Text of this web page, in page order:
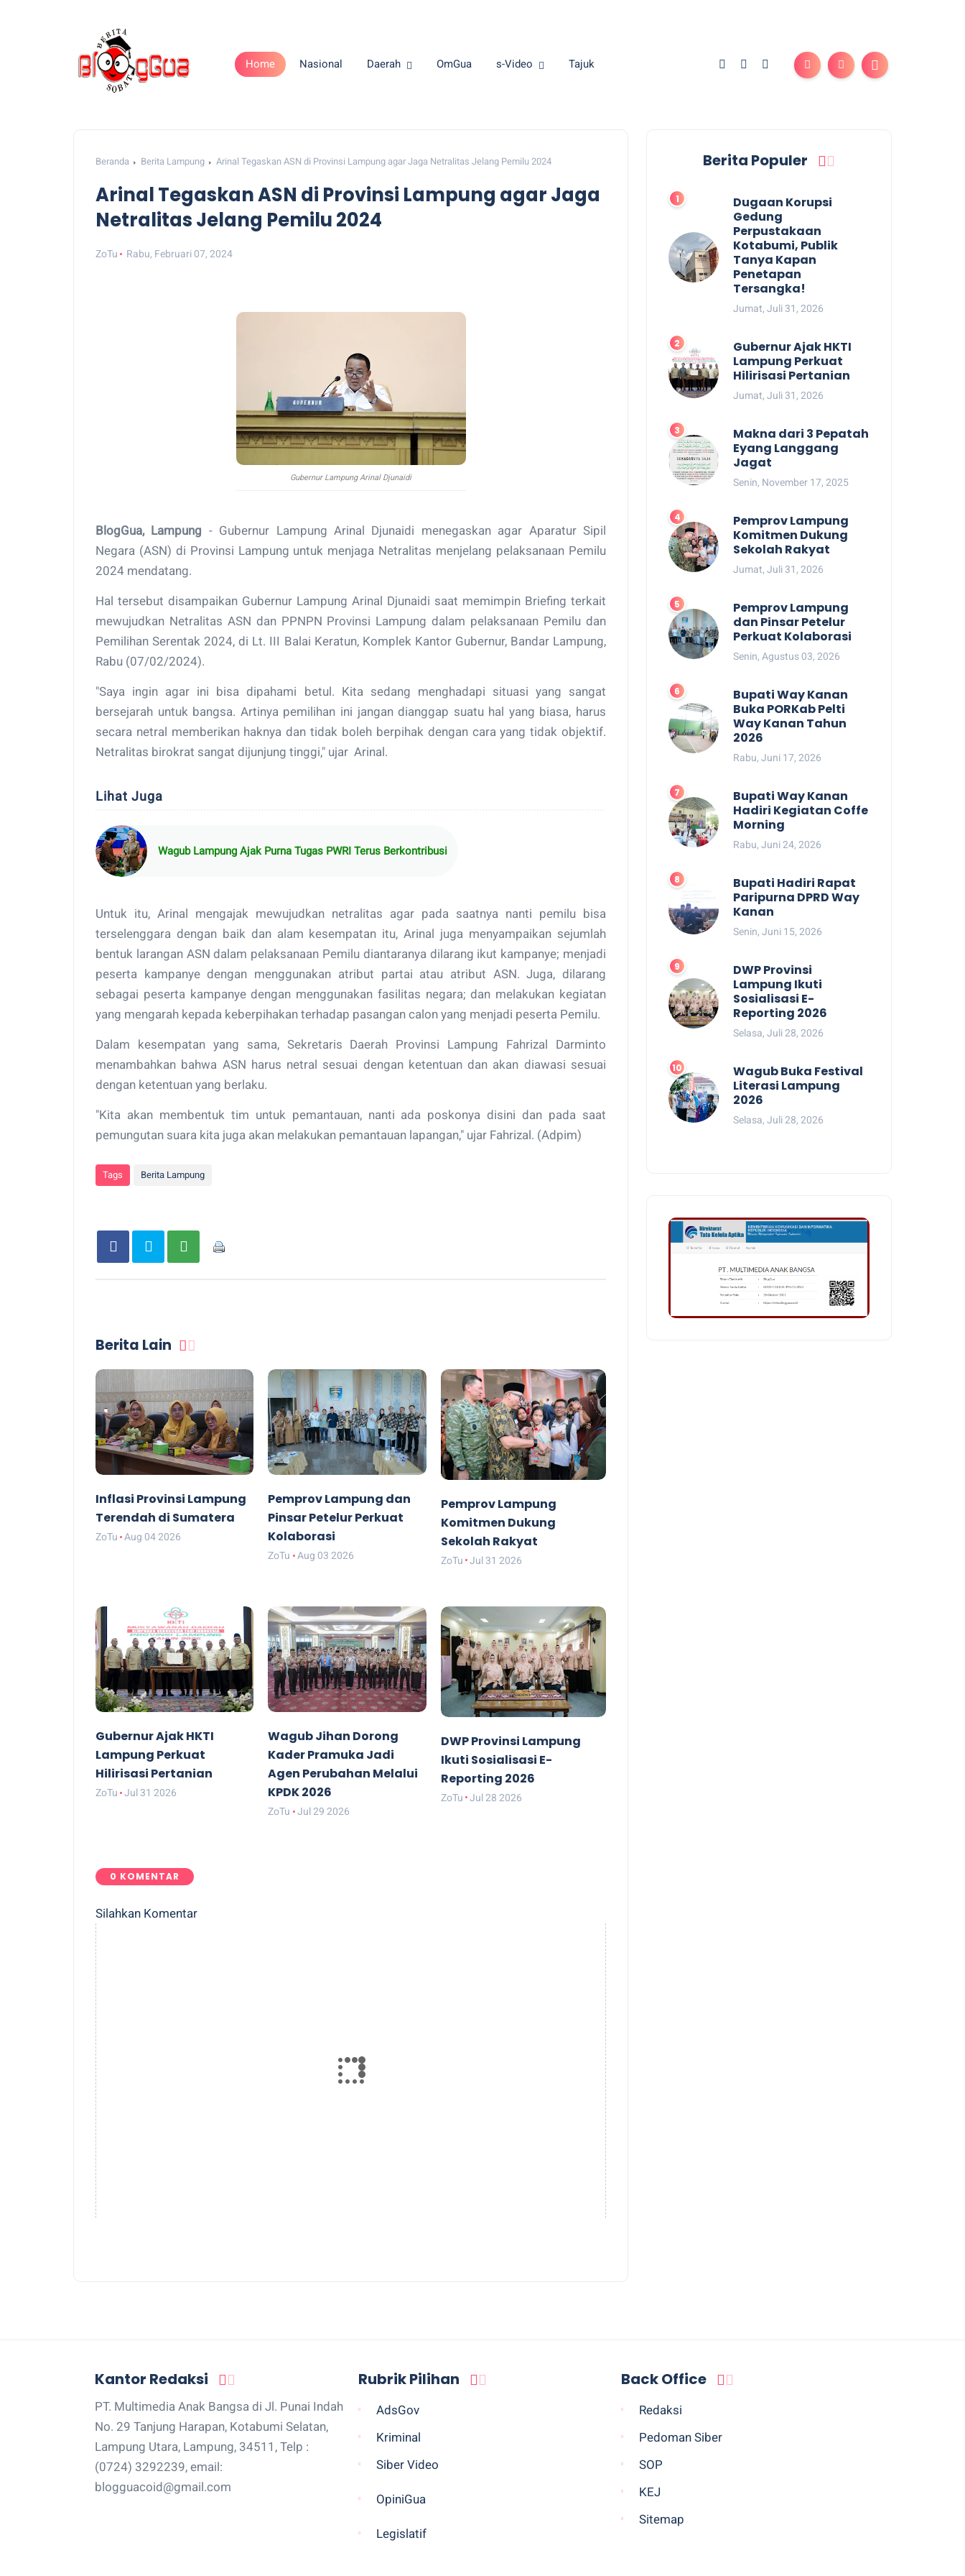
Home Nasional Daerah OmGua s-Video Tajuk
Beranda Berita Lampung Arinal Tegaskan ASN di Provinsi Lampung agar Jaga Netralitas Jelang Pemilu 2024
Arinal Tegaskan ASN di Provinsi Lampung agar Jaga
Netralitas Jelang Pemilu 2024
ZoTu Rabu, Februari 07, 2024
Gubernur Lampung Arinal Djunaidi
BlogGua, Lampung - Gubernur Lampung Arinal Djunaidi menegaskan agar Aparatur Sipil
Negara (ASN) di Provinsi Lampung untuk menjaga Netralitas menjelang pelaksanaan Pemilu
2024 mendatang.
Hal tersebut disampaikan Gubernur Lampung Arinal Djunaidi saat memimpin Briefing terkait
mewujudkan Netralitas ASN dan PPNPN Provinsi Lampung dalam pelaksanaan Pemilu dan
Pemilihan Serentak 2024, di Lt. III Balai Keratun, Komplek Kantor Gubernur, Bandar Lampung,
Rabu (07/02/2024).
"Saya ingin agar ini bisa dipahami betul. Kita sedang menghadapi situasi yang sangat
bersejarah untuk bangsa. Artinya pemilihan ini jangan dianggap suatu hal yang biasa, harus
secara netral memberikan haknya dan tidak boleh berpihak dengan cara yang tidak objektif.
Netralitas birokrat sangat dijunjung tinggi," ujar Arinal.
Lihat Juga
Wagub Lampung Ajak Purna Tugas PWRI Terus Berkontribusi
Untuk itu, Arinal mengajak mewujudkan netralitas agar pada saatnya nanti pemilu bisa
terselenggara dengan baik dan alam kesempatan itu, Arinal juga menyampaikan sejumlah
bentuk larangan ASN dalam pelaksanaan Pemilu diantaranya dilarang ikut kampanye; menjadi
peserta kampanye dengan menggunakan atribut partai atau atribut ASN. Juga, dilarang
sebagai peserta kampanye dengan menggunakan fasilitas negara; dan melakukan kegiatan
yang mengarah kepada keberpihakan terhadap pasangan calon yang menjadi peserta Pemilu.
Dalam kesempatan yang sama, Sekretaris Daerah Provinsi Lampung Fahrizal Darminto
menambahkan bahwa ASN harus netral sesuai dengan ketentuan dan akan diawasi sesuai
dengan ketentuan yang berlaku.
"Kita akan membentuk tim untuk pemantauan, nanti ada poskonya disini dan pada saat
pemungutan suara kita juga akan melakukan pemantauan lapangan," ujar Fahrizal. (Adpim)
Tags Berita Lampung
Berita Lain
Inflasi Provinsi Lampung
Terendah di Sumatera
ZoTu Aug 04 2026
Pemprov Lampung dan
Pinsar Petelur Perkuat
Kolaborasi
ZoTu Aug 03 2026
Pemprov Lampung
Komitmen Dukung
Sekolah Rakyat
ZoTu Jul 31 2026
Gubernur Ajak HKTI
Lampung Perkuat
Hilirisasi Pertanian
ZoTu Jul 31 2026
Wagub Jihan Dorong
Kader Pramuka Jadi
Agen Perubahan Melalui
KPDK 2026
ZoTu Jul 29 2026
DWP Provinsi Lampung
Ikuti Sosialisasi E-
Reporting 2026
ZoTu Jul 28 2026
0 KOMENTAR
Silahkan Komentar
Berita Populer
Dugaan Korupsi
Gedung
Perpustakaan
Kotabumi, Publik
Tanya Kapan
Penetapan
Tersangka!
Jumat, Juli 31, 2026
Gubernur Ajak HKTI
Lampung Perkuat
Hilirisasi Pertanian
Jumat, Juli 31, 2026
Makna dari 3 Pepatah
Eyang Langgang
Jagat
Senin, November 17, 2025
Pemprov Lampung
Komitmen Dukung
Sekolah Rakyat
Jumat, Juli 31, 2026
Pemprov Lampung
dan Pinsar Petelur
Perkuat Kolaborasi
Senin, Agustus 03, 2026
Bupati Way Kanan
Buka PORKab Pelti
Way Kanan Tahun
2026
Rabu, Juni 17, 2026
Bupati Way Kanan
Hadiri Kegiatan Coffe
Morning
Rabu, Juni 24, 2026
Bupati Hadiri Rapat
Paripurna DPRD Way
Kanan
Senin, Juni 15, 2026
DWP Provinsi
Lampung Ikuti
Sosialisasi E-
Reporting 2026
Selasa, Juli 28, 2026
Wagub Buka Festival
Literasi Lampung
2026
Selasa, Juli 28, 2026
Kantor Redaksi
PT. Multimedia Anak Bangsa di Jl. Punai Indah
No. 29 Tanjung Harapan, Kotabumi Selatan,
Lampung Utara, Lampung, 34511, Telp :
(0724) 3292239, email:
blogguacoid@gmail.com
Rubrik Pilihan
AdsGov
Kriminal
Siber Video
OpiniGua
Legislatif
Back Office
Redaksi
Pedoman Siber
SOP
KEJ
Sitemap